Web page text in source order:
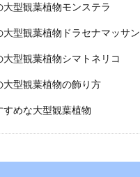
型観葉植物モンステラ
型観葉植物ドラセナマッサン
型観葉植物シマトネリコ
型観葉植物の飾り方
めな大型観葉植物